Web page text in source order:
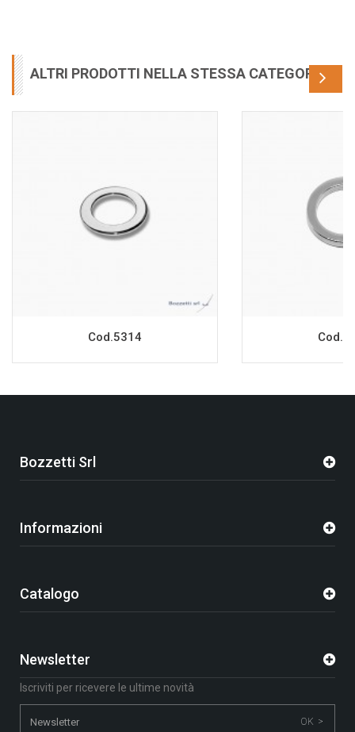
ALTRI PRODOTTI NELLA STESSA CATEGORIA
Cod.5314
Bozzetti Srl
Informazioni
Catalogo
Newsletter
Iscriviti per ricevere le ultime novità
OK >